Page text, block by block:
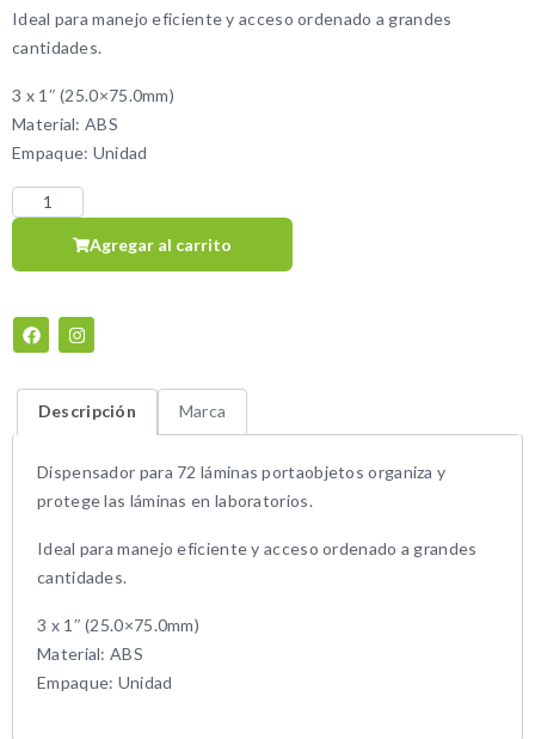
Ideal para manejo eficiente y acceso ordenado a grandes
cantidades.
3 x 1″ (25.0×75.0mm)
Material: ABS
Empaque: Unidad
Agregar al carrito
Descripción Marca
Dispensador para 72 láminas portaobjetos organiza y
protege las láminas en laboratorios.
Ideal para manejo eficiente y acceso ordenado a grandes
cantidades.
3 x 1″ (25.0×75.0mm)
Material: ABS
Empaque: Unidad